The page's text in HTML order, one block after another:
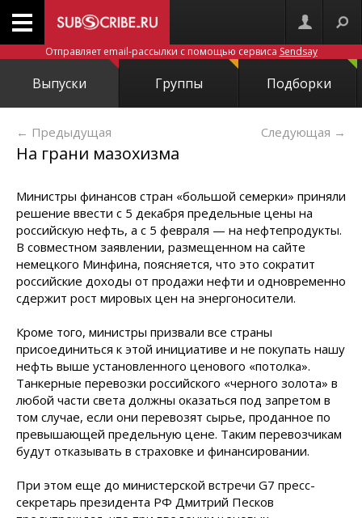
Отправляет email-рассылки с помощью сервиса Sendsay
Выпуски Группы Подборки
← Предыдущая Следующая →
На грани мазохизма
Министры финансов стран «большой семерки» приняли
решение ввести с 5 декабря предельные цены на
российскую нефть, а с 5 февраля — на нефтепродукты.
В совместном заявлении, размещенном на сайте
немецкого Минфина, поясняется, что это сократит
российские доходы от продажи нефти и одновременно
сдержит рост мировых цен на энергоносители.
Кроме того, министры призвали все страны
присоединиться к этой инициативе и не покупать нашу
нефть выше установленного ценового «потолка».
Танкерные перевозки российского «черного золота» в
любой части света должны оказаться под запретом в
том случае, если они перевозят сырье, проданное по
превышающей предельную цене. Таким перевозчикам
будут отказывать в страховке и финансировании.
При этом еще до министерской встречи G7 пресс-
секретарь президента РФ Дмитрий Песков